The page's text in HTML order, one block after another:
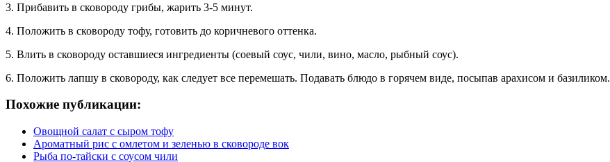
3. Прибавить в сковороду грибы, жарить 3-5 минут.
4. Положить в сковороду тофу, готовить до коричневого оттенка.
5. Влить в сковороду оставшиеся ингредиенты (соевый соус, чили, вино, масло, рыбный соус).
6. Положить лапшу в сковороду, как следует все перемешать. Подавать блюдо в горячем виде, посыпав арахисом и базиликом.
Похожие публикации:
Овощной салат с сыром тофу
Ароматный рис с омлетом и зеленью в сковороде вок
Рыба по-тайски с соусом чили